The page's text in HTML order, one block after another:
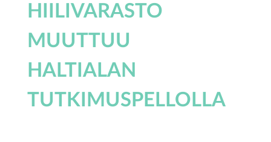
HIILIVARASTO
MUUTTUU
HALTIALAN
TUTKIMUSPELLOLLA